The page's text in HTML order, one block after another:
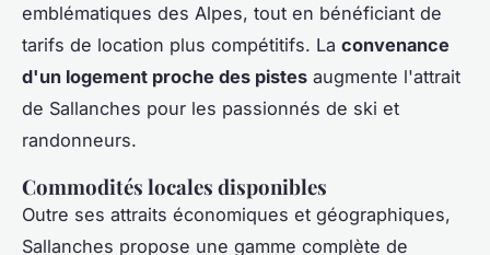
emblématiques des Alpes, tout en bénéficiant de
tarifs de location plus compétitifs. La convenance
d'un logement proche des pistes augmente l'attrait
de Sallanches pour les passionnés de ski et
randonneurs.
Commodités locales disponibles
Outre ses attraits économiques et géographiques,
Sallanches propose une gamme complète de